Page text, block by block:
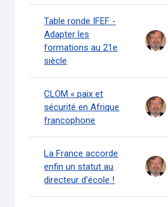
Table ronde IFEF -
Adapter les
formations au 21e
siècle
CLOM « paix et
sécurité en Afrique
francophone
La France accorde
enfin un statut au
directeur d'école !